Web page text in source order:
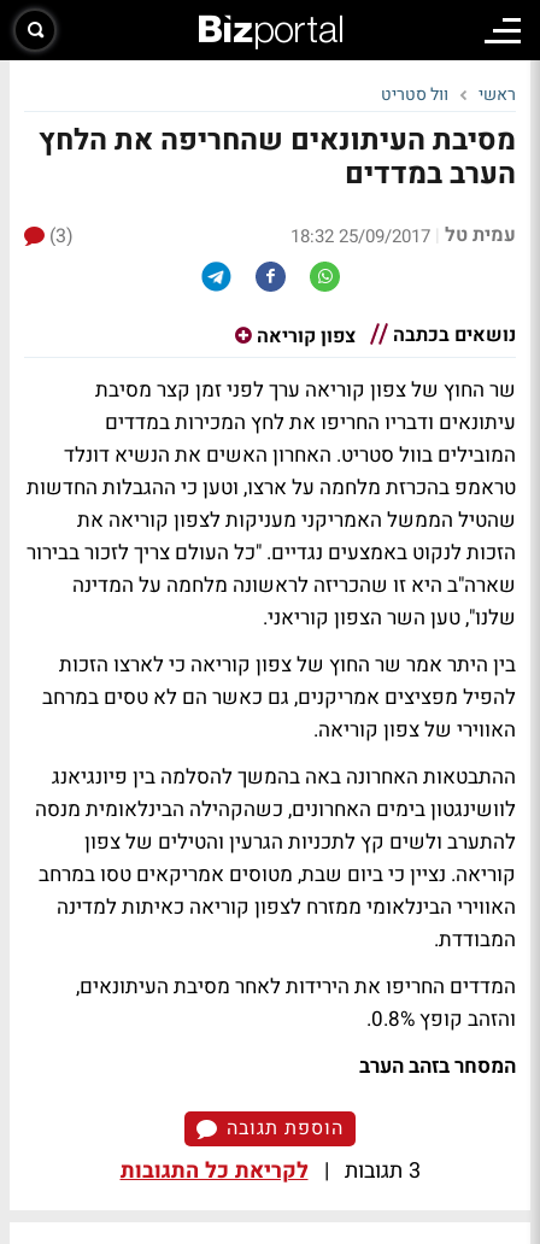
ראשי וול סטריט
מסיבת העיתונאים שהחריפה את הלחץ
הערב במדדים
עמית טל |
25/09/2017 18:32
(3)
נושאים בכתבה צפון קוריאה
שר החוץ של צפון קוריאה ערך לפני זמן קצר מסיבת
עיתונאים ודבריו החריפו את לחץ המכירות במדדים
המובילים בוול סטריט. האחרון האשים את הנשיא דונלד
טראמפ בהכרזת מלחמה על ארצו, וטען כי ההגבלות החדשות
שהטיל הממשל האמריקני מעניקות לצפון קוריאה את
הזכות לנקוט באמצעים נגדיים. "כל העולם צריך לזכור בבירור
שארה"ב היא זו שהכריזה לראשונה מלחמה על המדינה
שלנו", טען השר הצפון קוריאני.
בין היתר אמר שר החוץ של צפון קוריאה כי לארצו הזכות
להפיל מפציצים אמריקנים, גם כאשר הם לא טסים במרחב
האווירי של צפון קוריאה.
ההתבטאות האחרונה באה בהמשך להסלמה בין פיונגיאנג
לוושינגטון בימים האחרונים, כשהקהילה הבינלאומית מנסה
להתערב ולשים קץ לתכניות הגרעין והטילים של צפון
קוריאה. נציין כי ביום שבת, מטוסים אמריקאים טסו במרחב
האווירי הבינלאומי ממזרח לצפון קוריאה כאיתות למדינה
המבודדת.
המדדים החריפו את הירידות לאחר מסיבת העיתונאים,
והזהב קופץ 0.8%.
המסחר בזהב הערב
הוספת תגובה
3 תגובות | לקריאת כל התגובות